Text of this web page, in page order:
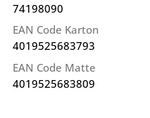
74198090
EAN Code Karton
4019525683793
EAN Code Matte
4019525683809